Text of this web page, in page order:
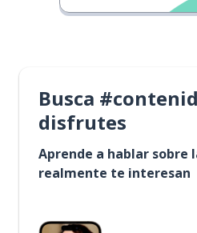
Busca
disfrutes
Aprende a hablar sobre
realmente te interesan